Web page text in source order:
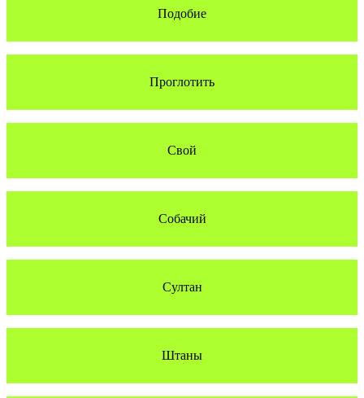
Подобие
Проглотить
Свой
Собачий
Султан
Штаны